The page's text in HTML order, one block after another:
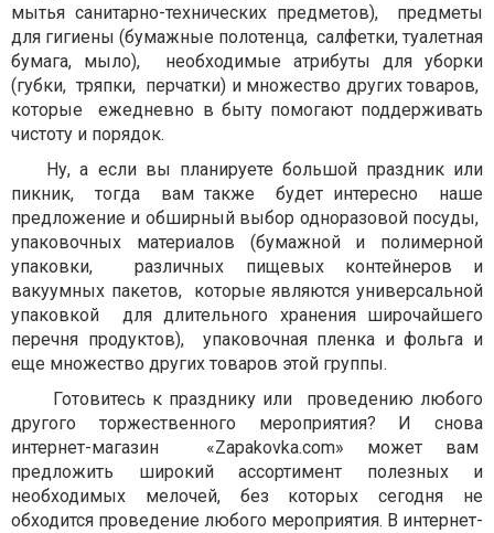
мытья санитарно-технических предметов), предметы
для гигиены (бумажные полотенца, салфетки, туалетная
бумага, мыло), необходимые атрибуты для уборки
(губки, тряпки, перчатки) и множество других товаров,
которые ежедневно в быту помогают поддерживать
чистоту и порядок.
Ну, а если вы планируете большой праздник или
пикник, тогда вам также будет интересно наше
предложение и обширный выбор одноразовой посуды,
упаковочных материалов (бумажной и полимерной
упаковки, различных пищевых контейнеров и
вакуумных пакетов, которые являются универсальной
упаковкой для длительного хранения широчайшего
перечня продуктов), упаковочная пленка и фольга и
еще множество других товаров этой группы.
Готовитесь к празднику или проведению любого
другого торжественного мероприятия? И снова
интернет-магазин «Zapakovka.com» может вам
предложить широкий ассортимент полезных и
необходимых мелочей, без которых сегодня не
обходится проведение любого мероприятия. В интернет-